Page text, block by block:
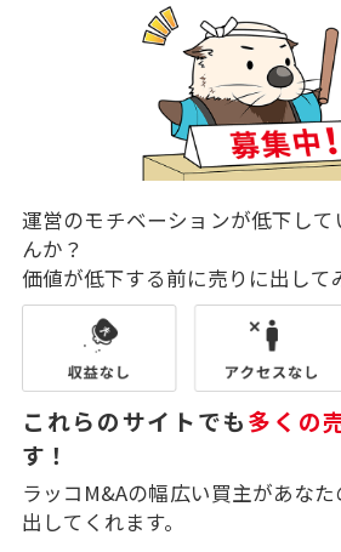
運営のモチベーションが低下し
んか？
価値が低下する前に売りに出して
これらのサイトでも多くの
す！
ラッコM&Aの幅広い買主があな
出してくれます。